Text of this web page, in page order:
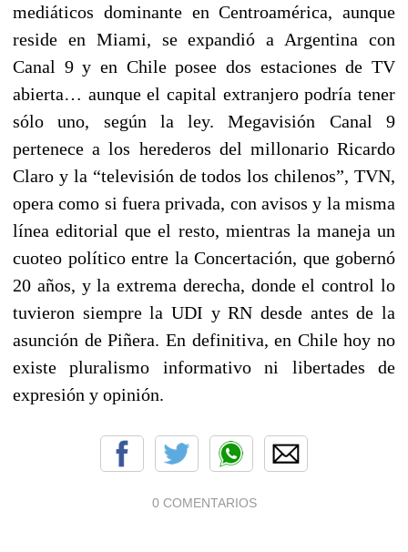
mediáticos dominante en Centroamérica, aunque
reside en Miami, se expandió a Argentina con
Canal 9 y en Chile posee dos estaciones de TV
abierta… aunque el capital extranjero podría tener
sólo uno, según la ley. Megavisión Canal 9
pertenece a los herederos del millonario Ricardo
Claro y la “televisión de todos los chilenos”, TVN,
opera como si fuera privada, con avisos y la misma
línea editorial que el resto, mientras la maneja un
cuoteo político entre la Concertación, que gobernó
20 años, y la extrema derecha, donde el control lo
tuvieron siempre la UDI y RN desde antes de la
asunción de Piñera. En definitiva, en Chile hoy no
existe pluralismo informativo ni libertades de
expresión y opinión.
0 COMENTARIOS